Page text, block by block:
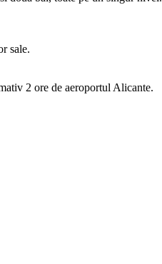
sale.
2 ore de aeroportul Alicante.